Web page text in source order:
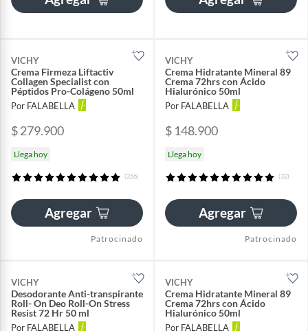
VICHY
Crema Firmeza Liftactiv
Collagen Specialist con
Péptidos Pro-Colágeno 50ml
Por FALABELLA
$ 279.900
Llega hoy
(266)
Agregar
Patrocinado
VICHY
Crema Hidratante Mineral 89
Crema 72hrs con Ácido
Hialurónico 50ml
Por FALABELLA
$ 148.900
Llega hoy
(32)
Agregar
Patrocinado
VICHY
Desodorante Anti-transpirante
Roll- On Deo Roll-On Stress
Resist 72 Hr 50 ml
Por FALABELLA
VICHY
Crema Hidratante Mineral 89
Crema 72hrs con Ácido
Hialurónico 50ml
Por FALABELLA